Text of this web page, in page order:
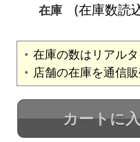
在庫
(在庫数読
在庫の数はリアル
店舗の在庫を通信
カートに